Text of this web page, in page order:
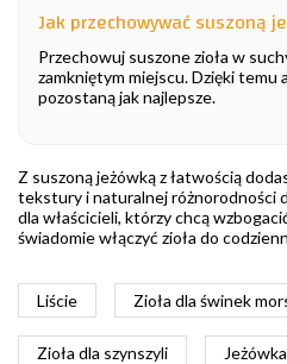
Jak przechowywać suszoną
Przechowuj suszone zioła w
zamkniętym miejscu. Dzięki temu
pozostaną jak najlepsze.
Z suszoną jeżówką z łatwością
tekstury i naturalnej różnorodności
dla właścicieli, którzy chcą
świadomie włączyć zioła do
Liście Zioła dla świnek
Zioła dla szynszyli Jeżówka